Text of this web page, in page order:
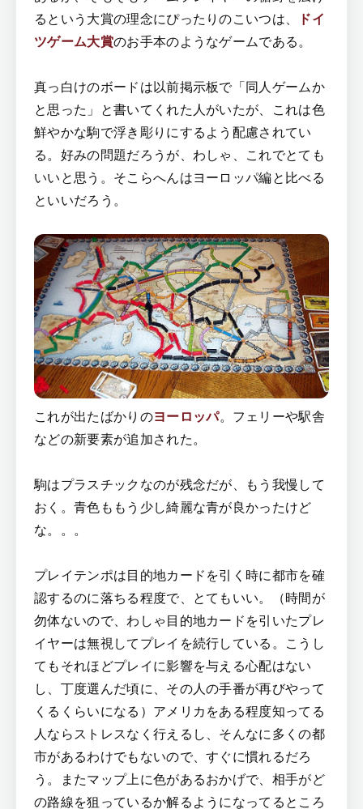
るという大賞の理念にぴったりのこいつは、
ドイ
ツゲーム大賞のお手本のようなゲームである。
真っ白けのボードは以前掲示板で「同人ゲームか
と思った」と書いてくれた人がいたが、これは色
鮮やかな駒で浮き彫りにするよう配慮されてい
る。好みの問題だろうが、わしゃ、これでとても
いいと思う。そこらへんはヨーロッパ編と比べる
といいだろう。
これが出たばかりのヨーロッパ。フェリーや駅舎
などの新要素が追加された。
駒はプラスチックなのが残念だが、もう我慢して
おく。青色ももう少し綺麗な青が良かったけど
な。。。
プレイテンポは目的地カードを引く時に都市を確
認するのに落ちる程度で、とてもいい。（時間が
勿体ないので、わしゃ目的地カードを引いたプレ
イヤーは無視してプレイを続行している。こうし
てもそれほどプレイに影響を与える心配はない
し、丁度選んだ頃に、その人の手番が再びやって
くるくらいになる）アメリカをある程度知ってる
人ならストレスなく行えるし、そんなに多くの都
市があるわけでもないので、すぐに慣れるだろ
う。またマップ上に色があるおかげで、相手がど
の路線を狙っているか解るようになってるところ